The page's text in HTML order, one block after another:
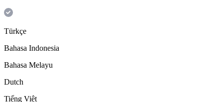
Türkçe
Bahasa Indonesia
Bahasa Melayu
Dutch
Tiếng Việt